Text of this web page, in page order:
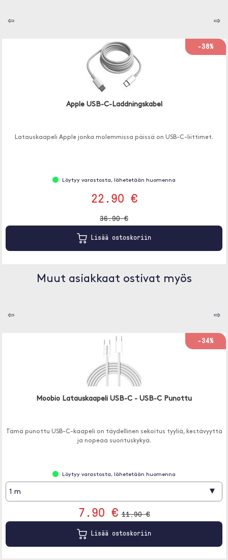
⇦ ⇨
-38%
Apple USB-C-Laddningskabel
Latauskaapeli Apple jonka molemmissa päissä on USB-C-liittimet.
Löytyy varastosta, lähetetään huomenna
22.90 €
36.90 €
Lisää ostoskoriin
Muut asiakkaat ostivat myös
⇦ ⇨
-34%
Moobio Latauskaapeli USB-C - USB-C Punottu
Tämä punottu USB-C-kaapeli on täydellinen sekoitus tyyliä, kestävyyttä
ja nopeaa suorituskykyä.
Löytyy varastosta, lähetetään huomenna
1 m ▾
7.90 € 11.90 €
Lisää ostoskoriin